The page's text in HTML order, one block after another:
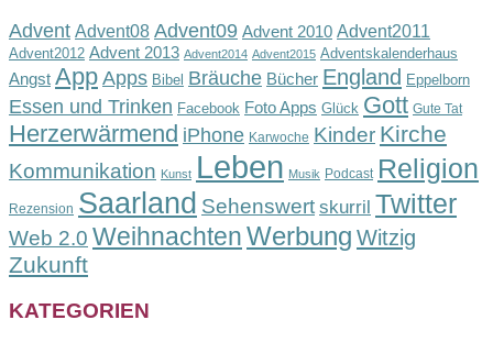
Advent Advent08 Advent09 Advent 2010 Advent2011
Advent2012 Advent 2013 Advent2014 Advent2015 Adventskalenderhaus
Angst App Apps Bibel Bräuche Bücher England Eppelborn
Essen und Trinken Facebook Foto Apps Glück Gott Gute Tat
Herzerwärmend iPhone Karwoche Kinder Kirche
Kommunikation Kunst Leben Musik Podcast Religion
Rezension Saarland Sehenswert skurril Twitter
Web 2.0 WeihnachtenWerbung Witzig
Zukunft
KATEGORIEN